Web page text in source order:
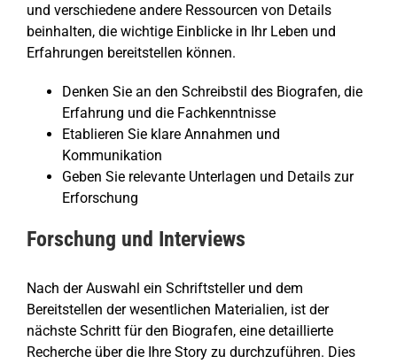
und verschiedene andere Ressourcen von Details
beinhalten, die wichtige Einblicke in Ihr Leben und
Erfahrungen bereitstellen können.
Denken Sie an den Schreibstil des Biografen, die
Erfahrung und die Fachkenntnisse
Etablieren Sie klare Annahmen und
Kommunikation
Geben Sie relevante Unterlagen und Details zur
Erforschung
Forschung und Interviews
Nach der Auswahl ein Schriftsteller und dem
Bereitstellen der wesentlichen Materialien, ist der
nächste Schritt für den Biografen, eine detaillierte
Recherche über die Ihre Story zu durchzuführen. Dies